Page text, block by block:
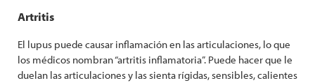
Artritis
El lupus puede causar inflamación en las articulaciones, lo que
los médicos nombran “artritis inflamatoria”. Puede hacer que le
duelan las articulaciones y las sienta rígidas, sensibles, calientes